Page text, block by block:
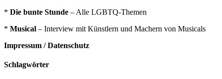
* Die bunte Stunde – Alle LGBTQ-Themen
* Musical – Interview mit Künstlern und Machern von Musicals
Impressum / Datenschutz
Schlagwörter